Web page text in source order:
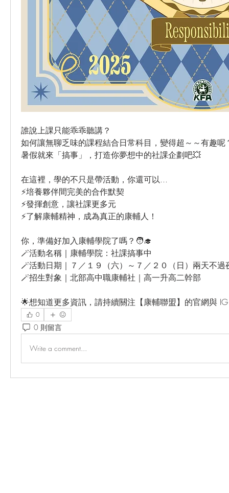
誰說上課只能乖乖聽講？
如何讓無聊乏味的課程結合日常科目，變得超～～有趣呢
暑假就來「搞事」，打造你夢想中的社課企劃吧💥
在這裡，學的不只是帶活動，你還可以...
⚡培養夥伴間完美的合作默契
⚡發揮創意，讓社課更多元
⚡了解康輔精神，成為真正的康輔人！
你，準備好加入康輔學院了嗎？🧑‍🎓
🪄活動名稱｜康輔學院：社課搞事中
🪄活動日期｜７／１９（六）～７／２０（日）兩天不過
🪄招生對象｜北部高中職康輔社｜高一升高二幹部
🌟想知道更多資訊，請持續關注【康輔聯盟】的官網與
0
0 則留言
Write a comment...